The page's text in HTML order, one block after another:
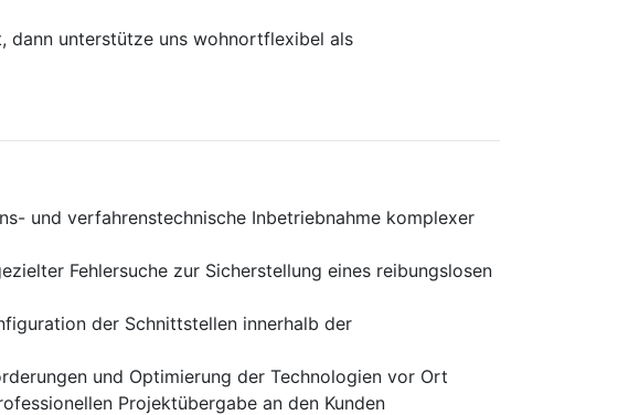
dann unterstütze uns wohnortflexibel als
und verfahrenstechnische Inbetriebnahme komplexer
Fehlersuche zur Sicherstellung eines reibungslosen
der Schnittstellen innerhalb der
und Optimierung der Technologien vor Ort
Projektübergabe an den Kunden